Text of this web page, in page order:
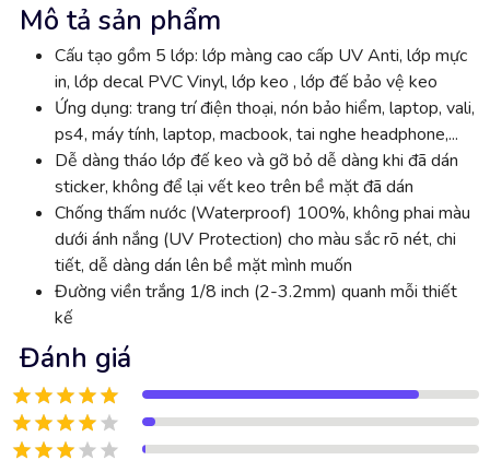
Mô tả sản phẩm
Cấu tạo gồm 5 lớp: lớp màng cao cấp UV Anti, lớp mực
in, lớp decal PVC Vinyl, lớp keo , lớp đế bảo vệ keo
Ứng dụng: trang trí điện thoại, nón bảo hiểm, laptop, vali,
ps4, máy tính, laptop, macbook, tai nghe headphone,...
Dễ dàng tháo lớp đế keo và gỡ bỏ dễ dàng khi đã dán
sticker, không để lại vết keo trên bề mặt đã dán
Chống thấm nước (Waterproof) 100%, không phai màu
dưới ánh nắng (UV Protection) cho màu sắc rõ nét, chi
tiết, dễ dàng dán lên bề mặt mình muốn
Đường viền trắng 1/8 inch (2-3.2mm) quanh mỗi thiết
kế
Đánh giá